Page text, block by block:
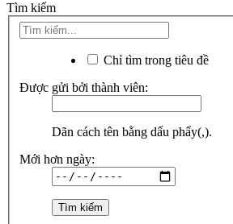
Tìm kiếm
Chỉ tìm trong tiêu đề
Được gửi bởi thành viên:
Dãn cách tên bằng dấu phẩy(,).
Mới hơn ngày: